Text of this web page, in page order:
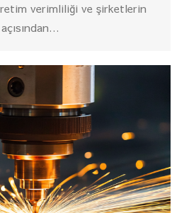
verimliliği ve şirketlerin